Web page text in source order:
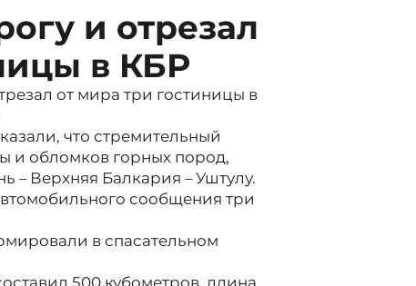
и отрезал
в КБР
от мира три гостиницы в
что стремительный
и обломков горных пород,
– Верхняя Балкария – Уштулу.
сообщения три
в спасательном